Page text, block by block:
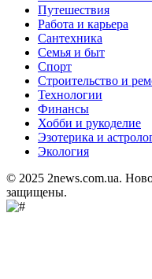
Путешествия
Работа и карьера
Сантехника
Семья и быт
Спорт
Строительство и
Технологии
Финансы
Хобби и рукоделие
Эзотерика и
Экология
© 2025 2news.com.ua.
защищены.